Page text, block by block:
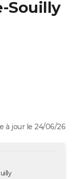
Souilly
à jour le 24/06/26